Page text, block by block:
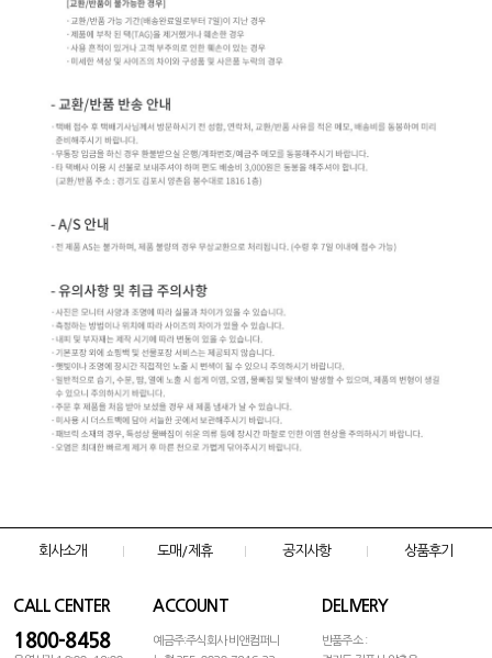
회사소개 도매/제휴 공지사항 상품후기
CALL CENTER
1800-8458
ACCOUNT
예금주:주식회사 비앤컴퍼니
DELIVERY
반품주소 :